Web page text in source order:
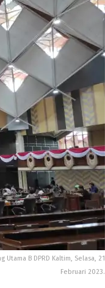
B DPRD Kaltim, Selasa, 21
Februari 2023.